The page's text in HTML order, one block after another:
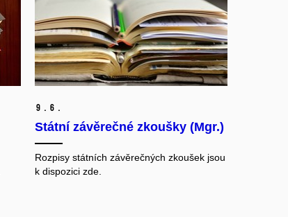
9. 6.
Státní závěrečné zkoušky (Mgr.)
Rozpisy státních závěrečných zkoušek jsou
k dispozici zde.